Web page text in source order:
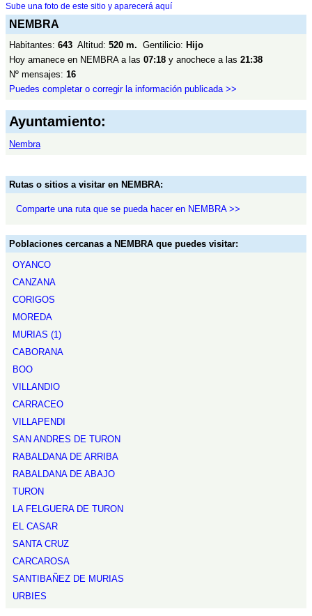
Sube una foto de este sitio y aparecerá aquí
NEMBRA
Habitantes: 643 Altitud: 520 m. Gentilicio: Hijo
Hoy amanece en NEMBRA a las 07:18 y anochece a las 21:38
Nº mensajes: 16
Puedes completar o corregir la información publicada >>
Ayuntamiento:
Nembra
Rutas o sitios a visitar en NEMBRA:
Comparte una ruta que se pueda hacer en NEMBRA >>
Poblaciones cercanas a NEMBRA que puedes visitar:
OYANCO
CANZANA
CORIGOS
MOREDA
MURIAS (1)
CABORANA
BOO
VILLANDIO
CARRACEO
VILLAPENDI
SAN ANDRES DE TURON
RABALDANA DE ARRIBA
RABALDANA DE ABAJO
TURON
LA FELGUERA DE TURON
EL CASAR
SANTA CRUZ
CARCAROSA
SANTIBAÑEZ DE MURIAS
URBIES